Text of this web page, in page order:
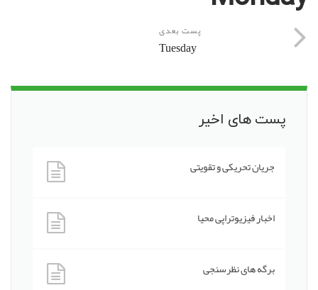
پست بعدی
Tuesday
پست های اخیر
جریان تحریکی و تقویتی
اخبار فیزیوتراپی محیا
برگه های نظرسنجی